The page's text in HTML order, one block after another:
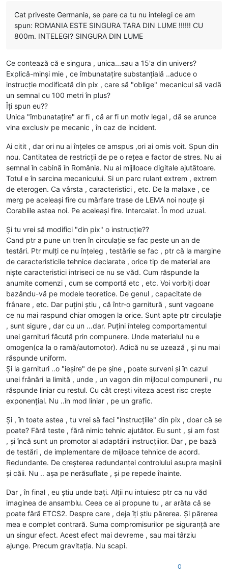
Cat priveste Germania, se pare ca tu nu intelegi ce am
spun: ROMANIA ESTE SINGURA TARA DIN LUME !!!!!! CU
800m. INTELEGI? SINGURA DIN LUME
Ce contează că e singura , unica...sau a 15'a din univers?
Explică-minși mie , ce îmbunatațire substanțială ..aduce o
instrucție modificată din pix , care să "oblige" mecanicul să vadă
un semnal cu 100 metri în plus?
Îți spun eu??
Unica "îmbunatațire" ar fi , că ar fi un motiv legal , dă se arunce
vina exclusiv pe mecanic , în caz de incident.
Ai citit , dar ori nu ai înțeles ce amspus ,ori ai omis voit. Spun din
nou. Cantitatea de restricții de pe o rețea e factor de stres. Nu ai
semnal în cabină în România. Nu ai mijlloace digitale ajutătoare.
Totul e în sarcina mecanicului. Si un parc rulant extrem , extrem
de eterogen. Ca vârsta , caracteristici , etc. De la malaxe , ce
merg pe aceleași fire cu mărfare trase de LEMA noi nouțe și
Corabiile astea noi. Pe aceleași fire. Intercalat. În mod uzual.
Și tu vrei să modifici "din pix" o instrucție??
Cand ptr a pune un tren în circulație se fac peste un an de
testări. Ptr mulți ce nu înțeleg , testările se fac , ptr că la margine
de caracteristicile tehnice declarate , orice tip de material are
niște caracteristici intriseci ce nu se văd. Cum răspunde la
anumite comenzi , cum se comportă etc , etc. Voi vorbiți doar
bazându-vă pe modele teoretice. De genul , capacitate de
frânare , etc. Dar puțini știu , că într-o garnitură , sunt vagoane
ce nu mai raspund chiar omogen la orice. Sunt apte ptr circulație
, sunt sigure , dar cu un ...dar. Puțini înteleg comportamentul
unei garnituri făcută prin compunere. Unde materialul nu e
omogen(ca la o ramă/automotor). Adică nu se uzează , și nu mai
răspunde uniform.
Și la garnituri ..o "ieșire" de pe șine , poate surveni și în cazul
unei frânări la limită , unde , un vagon din mijlocul compunerii , nu
răspunde liniar cu restul. Cu cât crești viteza acest risc crește
exponențial. Nu ..în mod liniar , pe un grafic.
Și , în toate astea , tu vrei să faci "instrucțiile" din pix , doar că se
poate? Fără teste , fără nimic tehnic ajutător. Eu sunt , și am fost
, și încă sunt un promotor al adaptării instrucțiilor. Dar , pe bază
de testări , de implementare de mijloace tehnice de acord.
Redundante. De creșterea redundanței controlului asupra mașinii
și căii. Nu .. așa pe nerăsuflate , și pe repede înainte.
Dar , în final , eu știu unde bați. Alții nu intuiesc ptr ca nu văd
imaginea de ansamblu. Ceea ce ai propune tu , ar arăta că se
poate fără ETCS2. Despre care , deja îți știu părerea. Și părerea
mea e complet contrară. Suma compromisurilor pe siguranță are
un singur efect. Acest efect mai devreme , sau mai târziu
ajunge. Precum gravitația. Nu scapi.
0